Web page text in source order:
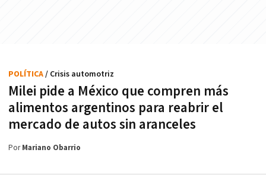
Milei pide a México que compren más
alimentos argentinos para reabrir el
mercado de autos sin aranceles
POLÍTICA/ Crisis automotriz
PorMariano Obarrio